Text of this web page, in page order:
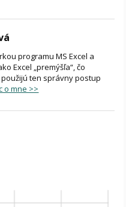
programu MS Excel a
Excel „premýšľa“, čo
ten správny postup
o mne >>